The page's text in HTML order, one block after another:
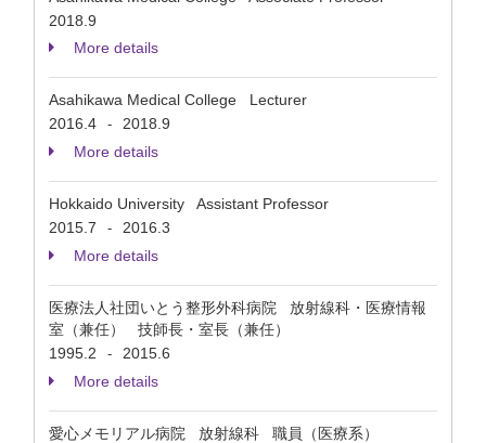
2018.9
More details
Asahikawa Medical College Lecturer
2016.4
-
2018.9
More details
Hokkaido University Assistant Professor
2015.7
-
2016.3
More details
医療法人社団いとう整形外科病院 放射線科・医療情報
室（兼任） 技師長・室長（兼任）
1995.2
-
2015.6
More details
愛心メモリアル病院 放射線科 職員（医療系）